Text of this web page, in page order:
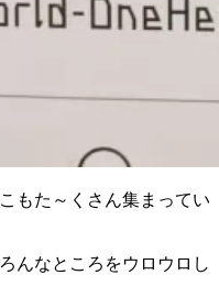
もた～くさん集まってい
んなところをウロウロし